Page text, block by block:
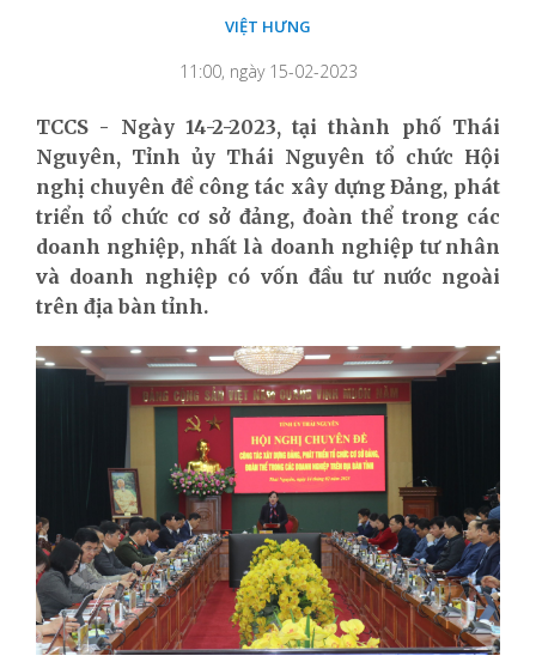
VIỆT HƯNG
11:00, ngày 15-02-2023
TCCS - Ngày 14-2-2023, tại thành phố Thái
Nguyên, Tỉnh ủy Thái Nguyên tổ chức Hội
nghị chuyên đề công tác xây dựng Đảng, phát
triển tổ chức cơ sở đảng, đoàn thể trong các
doanh nghiệp, nhất là doanh nghiệp tư nhân
và doanh nghiệp có vốn đầu tư nước ngoài
trên địa bàn tỉnh.